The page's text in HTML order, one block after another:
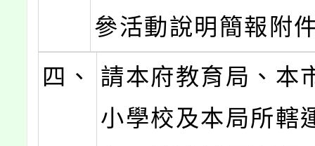
參活動說明簡報附
四、
請本府教育局、本
小學校及本局所轄